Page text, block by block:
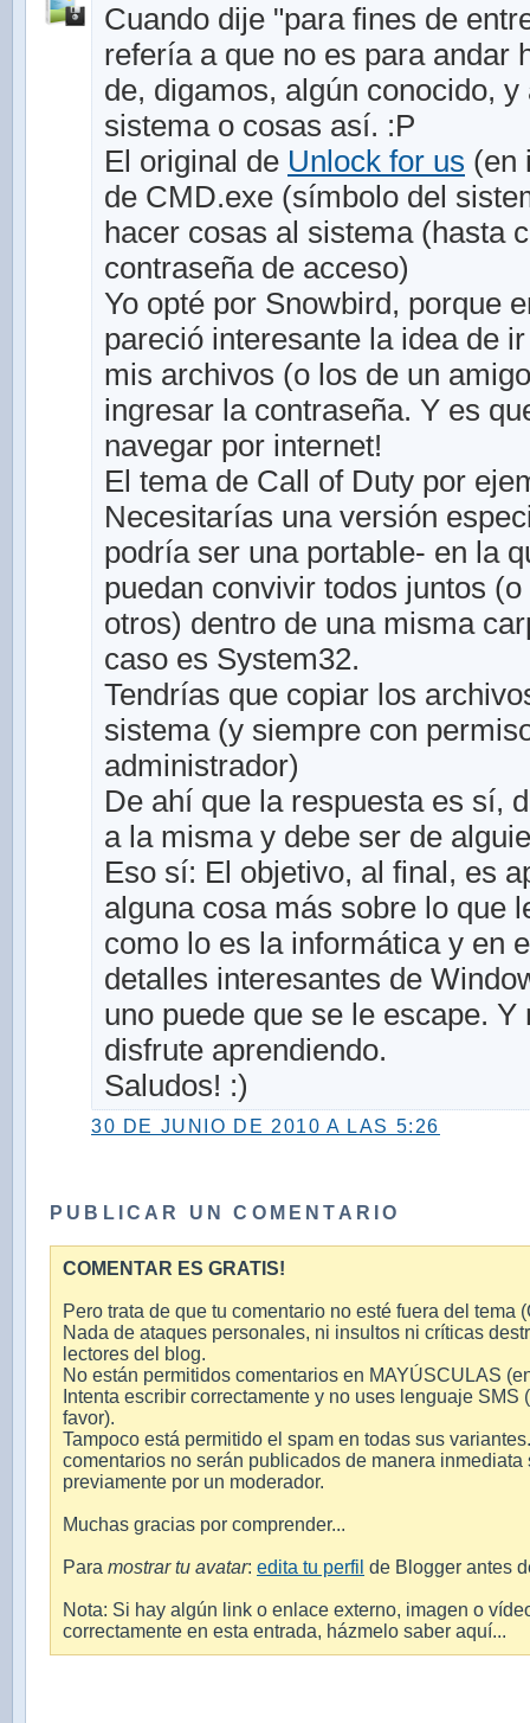
Cuando dije "para fines de
refería a que no es para andar
de, digamos, algún conocido, y
sistema o cosas así. :P
El original de Unlock for us (en
de CMD.exe (símbolo del
hacer cosas al sistema (hasta
contraseña de acceso)
Yo opté por Snowbird, porque
pareció interesante la idea de
mis archivos (o los de un
ingresar la contraseña. Y es
navegar por internet!
El tema de Call of Duty por
Necesitarías una versión
podría ser una portable- en la
puedan convivir todos juntos
otros) dentro de una misma
caso es System32.
Tendrías que copiar los
sistema (y siempre con
administrador)
De ahí que la respuesta es sí,
a la misma y debe ser de
Eso sí: El objetivo, al final, es
alguna cosa más sobre lo que
como lo es la informática y en
detalles interesantes de
uno puede que se le escape.
disfrute aprendiendo.
Saludos! :)
30 DE JUNIO DE 2010 A LAS 5:26
PUBLICAR UN COMENTARIO
COMENTAR ES GRATIS!
Pero trata de que tu comentario no esté fuera del tema
Nada de ataques personales, ni insultos ni críticas
lectores del blog.
No están permitidos comentarios en MAYÚSCULAS
Intenta escribir correctamente y no uses lenguaje
favor).
Tampoco está permitido el spam en todas sus
comentarios no serán publicados de manera inmediata
previamente por un moderador.
Muchas gracias por comprender...
Para mostrar tu avatar: edita tu perfil de Blogger antes
Nota: Si hay algún link o enlace externo, imagen o
correctamente en esta entrada, házmelo saber aquí...